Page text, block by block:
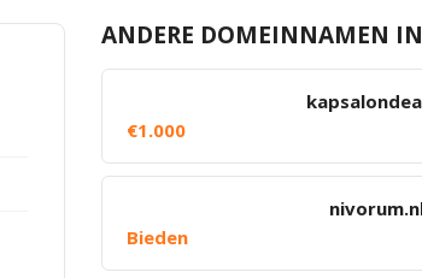
ANDERE DOMEINNAMEN IN
€1.000
Bieden